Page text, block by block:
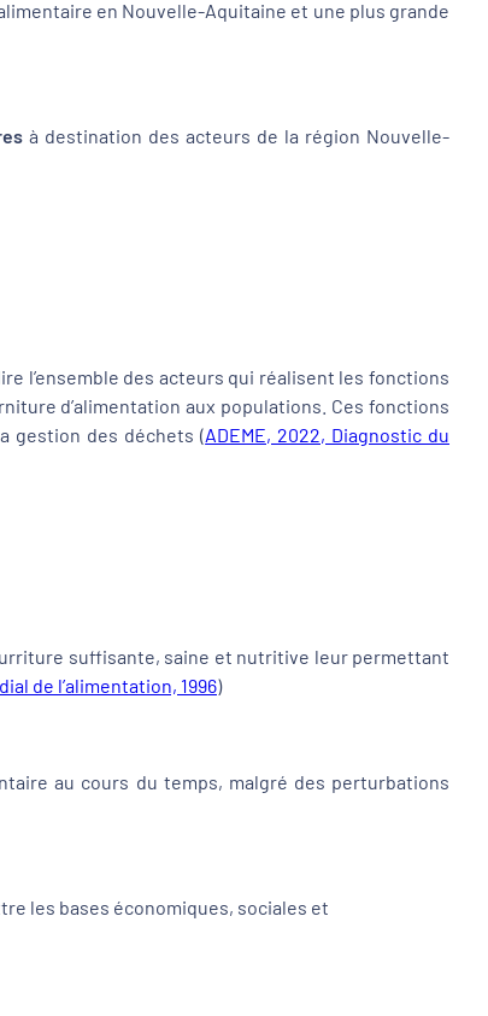
en Nouvelle-Aquitaine et une plus grande
à destination des acteurs de la région Nouvelle-
l’ensemble des acteurs qui réalisent les fonctions
d’alimentation aux populations. Ces fonctions
gestion des déchets (ADEME, 2022, Diagnostic du
suffisante, saine et nutritive leur permettant
de l’alimentation, 1996)
au cours du temps, malgré des perturbations
les bases économiques, sociales et